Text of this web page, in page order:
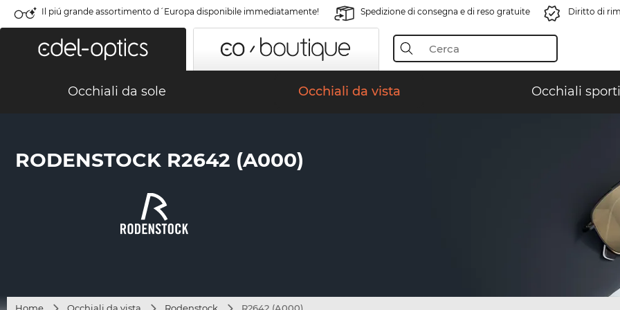
Il piú grande assortimento d´Europa disponibile immediatamente! Spedizione di consegna e di reso gratuite Diritto di
Occhiali da sole Occhiali da vista Occhiali
RODENSTOCK R2642 (A000)